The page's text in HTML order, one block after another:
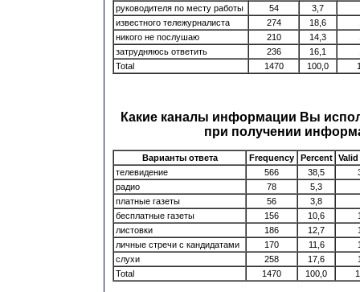
руководителя по месту работы
54
3,7
известного тележурналиста
274 18,6
никого не послушаю
210 14,3
затрудняюсь ответить
236 16,1
Total
1470 100,0
Какие каналы информации Вы
при получении
Варианты ответа Frequency Percent
телевидение
566 38,5
радио
78 5,3
платные газеты
56 3,8
бесплатные газеты
156 10,6
листовки
186 12,7
личные стречи с кандидатами
170 11,6
слухи
258 17,6
Total
1470 100,0